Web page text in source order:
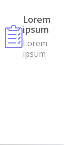
Lorem
ipsum
Lorem
ipsum